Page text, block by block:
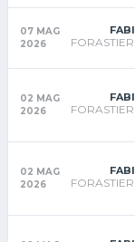
07 MAG
2026
02 MAG
2026
02 MAG
2026